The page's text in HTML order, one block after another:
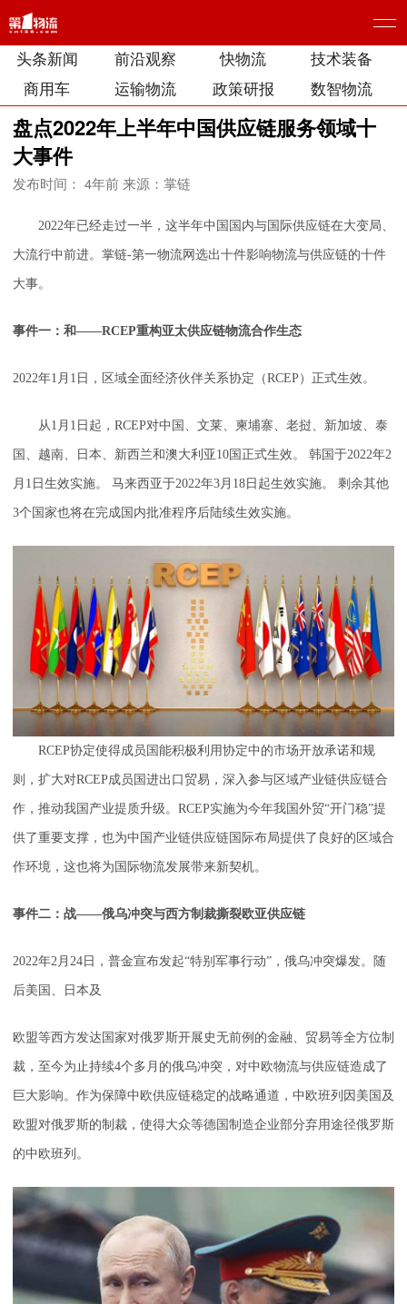
头条新闻 前沿观察 快物流
技术装备
商用车
运输物流 政策研报 数智物流
盘点2022年上半年中国供应链服务领域十
大事件
发布时间： 4年前来源：掌链
2022年已经走过一半，这半年中国国内与国际供应链在大变局、
大流行中前进。掌链-第一物流网选出十件影响物流与供应链的十件
大事。
事件一：和——RCEP重构亚太供应链物流合作生态
2022年1月1日，区域全面经济伙伴关系协定（RCEP）正式生效。
从1月1日起，RCEP对中国、文莱、柬埔寨、老挝、新加坡、泰
国、越南、日本、新西兰和澳大利亚10国正式生效。 韩国于2022年2
月1日生效实施。 马来西亚于2022年3月18日起生效实施。 剩余其他
3个国家也将在完成国内批准程序后陆续生效实施。
RCEP协定使得成员国能积极利用协定中的市场开放承诺和规
则，扩大对RCEP成员国进出口贸易，深入参与区域产业链供应链合
作，推动我国产业提质升级。RCEP实施为今年我国外贸“开门稳”提
供了重要支撑，也为中国产业链供应链国际布局提供了良好的区域合
作环境，这也将为国际物流发展带来新契机。
事件二：战——俄乌冲突与西方制裁撕裂欧亚供应链
2022年2月24日，普金宣布发起“特别军事行动”，俄乌冲突爆发。随
后美国、日本及
欧盟等西方发达国家对俄罗斯开展史无前例的金融、贸易等全方位制
裁，至今为止持续4个多月的俄乌冲突，对中欧物流与供应链造成了
巨大影响。作为保障中欧供应链稳定的战略通道，中欧班列因美国及
欧盟对俄罗斯的制裁，使得大众等德国制造企业部分弃用途径俄罗斯
的中欧班列。